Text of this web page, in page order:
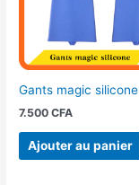
Gants magic silicone
7.500CFA
Ajouter au panier